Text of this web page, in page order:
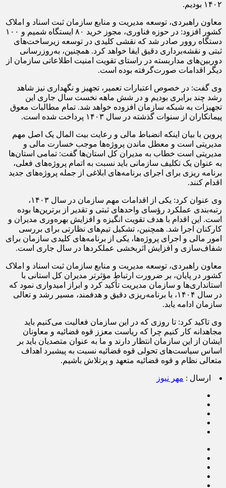
۱۴۰۲ بودیم.
معاون راهبردی، توسعه مدیریت و منابع سازمان ثبت اسناد و املاک
کشور افزود: در حوزه فناوری، مجوز خرید ۸۰ ایستگاه شمیم و ۱۰۰
دستگاه روور صادر شد که نقشی کلیدی در توسعه زیرساخت‌های
ثبتی و نقشه‌برداری دقیق ایفا خواهد کرد. همچنین، به‌روزرسانی
دوربین‌های مداربسته در راستای تقویت امنیت اطلاعاتی سازمان از
دیگر اقدامات صورت‌گرفته بوده است.
وی گفت: در خصوص اعتبارات تعمیر، تجهیز و نگهداری نیز شاهد
رشد چند برابری بودیم و در شش ماهه نخست سال جاری این
تجهیزات به شبکه سازمان افزوده خواهد شد. تمام مطالبات معوق
پیمانکاران از سنوات گذشته در سال ۱۴۰۳ پرداخت شده است.
پروین با بیان اینکه انضباط مالی و رعایت بیت المال یک اصل مهم
مدیریتی است و معطل ماندن پروژه‌ها موجب خسارت مالی و
مدیریتی است خطاب به مدیران کل استان‌ها گفت: تمامی استان‌ها
به عنوان یک تکلیف سازمانی باید نسبت به اتمام پروژه‌های فعلی،
برنامه ریزی برای اجرای برنامه‌های ابلاغی از جمله پروژه‌های جدید
اقدام کنند.
وی عنوان کرد: یکی از اقدامات مهم سازمان در سال ۱۴۰۳،
رتبه‌بندی عملکرد رؤسای واحدهای ثبتی و تقدیر از برترین‌ها بوده
است. این اقدام با هدف تقویت انگیزه و افزایش بهره‌وری مدیران و
کارکنان اجرا شد. همچنین، تشکیل تیم‌های نظارتی برای بررسی
امور مالی و اجرای پروژه‌ها، یکی از برنامه‌های کلیدی سازمان برای
شفاف‌سازی و افزایش اثربخشی عملکردها در سال جاری است.
معاون راهبردی، توسعه مدیریت و منابع سازمان ثبت اسناد و املاک
کشور در پایان، بر ضرورت ارتباط مؤثرتر مدیران کل استانی با
استانداری‌ها و سازمان مدیریت تأکید کرد و ابراز امیدواری نمود که
در سال ۱۴۰۴، با برنامه‌ریزی دقیق و هدفمند، مسیر رشد و تعالی
سازمان ادامه یابد.
وی تاکید کرد: تا روزی که در این سازمان فعالیت می‌کنیم باید
مجاهدانه کار کنیم چرا که ریاست معزز قوه قضائیه و معاونان
ایشان از این سازمان انتظار دارند و ما به عنوان متصدیان باید بر
اساس سیاست‌های تحولی قوه قضائیه نسبت به پیشبرد اهداف
متعالی نظام و قوه قضائیه متعهد و پرتلاش باشیم.
ارسال : مهر نیوز